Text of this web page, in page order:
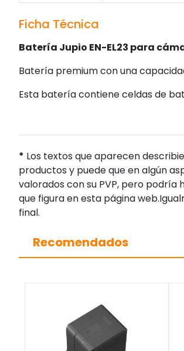
Ficha Técnica
Batería Jupio EN-EL23 para
Batería premium con una
Esta batería contiene celdas de
* Los textos que aparecen
productos y puede que en algún
valorados con su PVP, pero
que figura en esta página
final.
Recomendados